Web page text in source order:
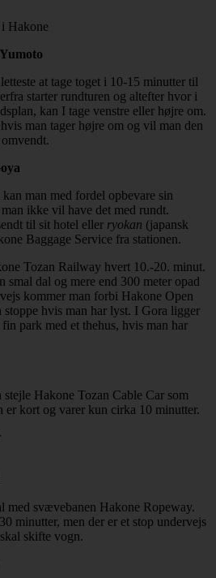
Hakone
at tage toget i 10-15 minutter til
starter rundturen og altefter hvor i
kan I tage venstre eller højre om.
man tager højre om og vil man den
man med fordel opbevare sin
ikke vil have det med rundt.
til sit hotel eller ryokan (japansk
Baggage Service fra stationen.
Tozan Railway hvert 10.-20. minut.
smal dal og mere end 300 meter opad
kommer man forbi Hakone Open
hvis man har lyst. I Gora ligger
park med et thehus, hvis man har
Hakone Tozan Cable Car som
er kort og varer kun cirka 10 minutter.
med svævebanen Hakone Ropeway.
minutter, men der er et stop undervejs
skifte vogn.